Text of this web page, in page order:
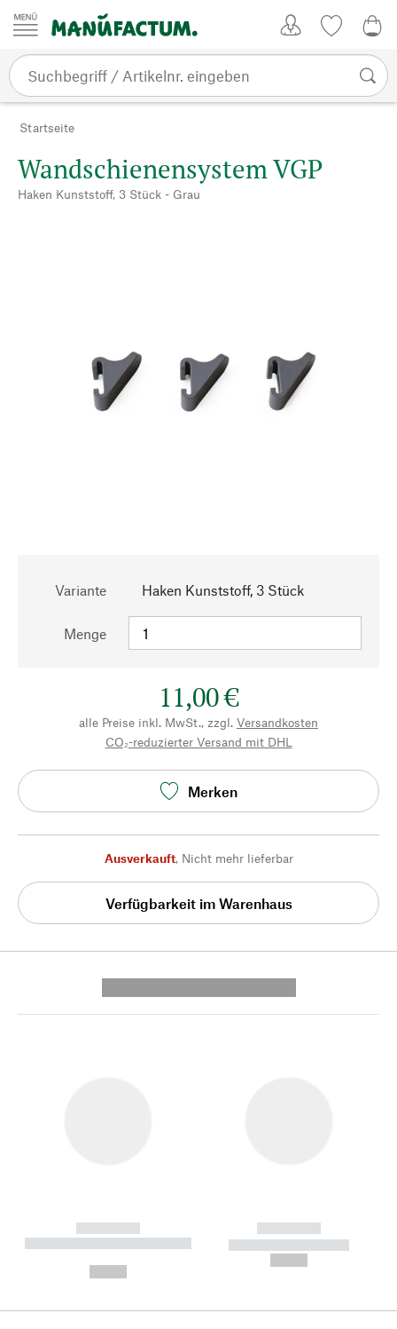
Zum Inhalt springen
Startseite
Wandschienensystem VGP
Haken Kunststoff, 3 Stück - Grau
Variante Haken Kunststoff, 3 Stück
Menge
11,00 €
alle Preise inkl. MwSt., zzgl. Versandkosten
CO₂-reduzierter Versand mit DHL
Merken
Ausverkauft, Nicht mehr lieferbar
Verfügbarkeit im Warenhaus
------------
----------- ----------- --------
------------
----------- -----------